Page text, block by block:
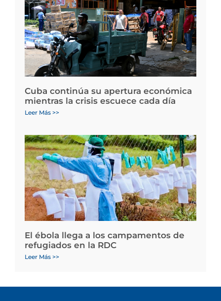
Cuba continúa su apertura económica
mientras la crisis escuece cada día
Leer Más >>
El ébola llega a los campamentos de
refugiados en la RDC
Leer Más >>